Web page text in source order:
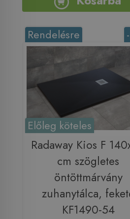
Rendelésre
Előleg köteles
Radaway Kios F
cm szögletes
öntöttmárvány
zuhanytálca,
KF1490-54